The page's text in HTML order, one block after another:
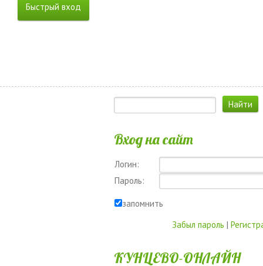
Вход на сайт
Логин:
Пароль:
запомнить
Забыл пароль |
КУНЦЕВО-ОНЛАЙН